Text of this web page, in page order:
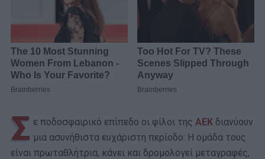
Σ ε ποδοσφαιρικό επίπεδο οι φίλοι της ΑΕΚ διανύουν
μια ασυνήθιστα ευχάριστη περίοδο: Η ομάδα τους
είναι πρωταθλήτρια, κάνει και δρομολογεί μεταγραφές,